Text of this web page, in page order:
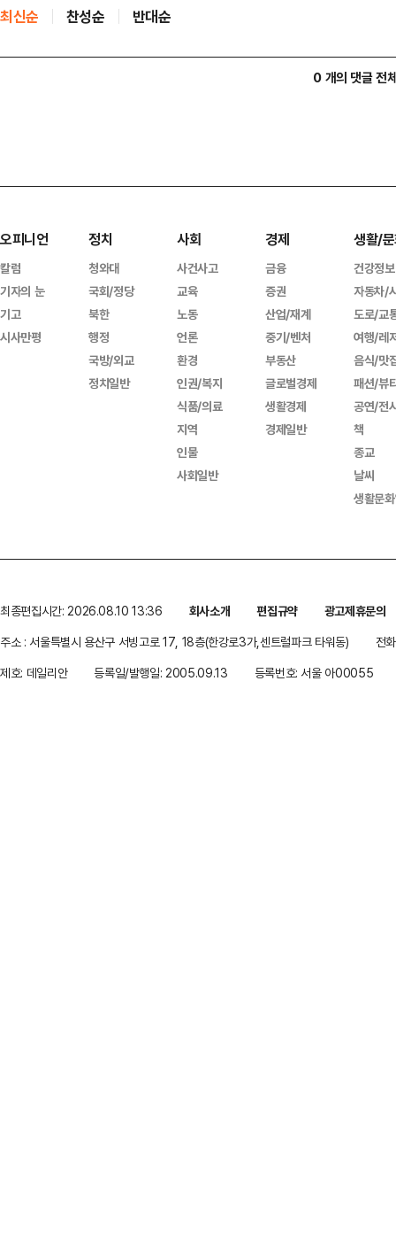
최신순 찬성순 반대순
0 개의 댓글 전
오피니언
칼럼
기자의 눈
기고
시사만평
정치
청와대
국회/정당
북한
행정
국방/외교
정치일반
사회
사건사고
교육
노동
언론
환경
인권/복지
식품/의료
지역
인물
사회일반
경제
금융
증권
산업/재계
중기/벤처
부동산
글로벌경제
생활경제
경제일반
생활/
건강정보
자동차/
도로/교
여행/레
음식/맛
패션/뷰
공연/전
책
종교
날씨
생활문
최종편집시간: 2026.08.10 13:36 회사소개 편집규약
광고제휴문의
주소 : 서울특별시 용산구 서빙고로 17, 18층(한강로3가,센트럴파크 타워동)
전
제호: 데일리안
등록일/발행일: 2005.09.13 등록번호: 서울 아00055